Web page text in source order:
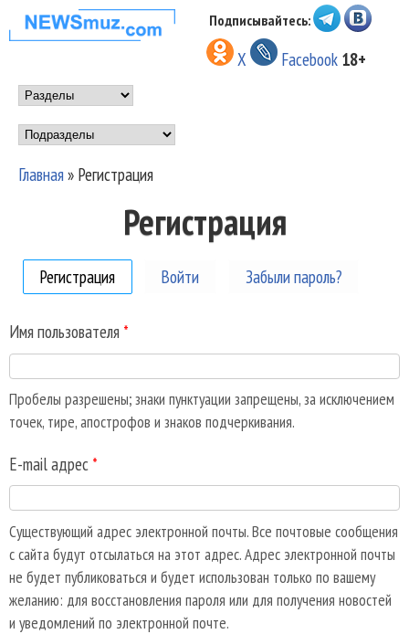
Перейти к основному
содержанию
НОВОСТИ
МУЗЫКИ И
ШОУ БИЗНЕСА
NEWSMUZ.COM
Подписывайтесь:
X Facebook 18+
Main menu
Подразделы
Главная» Регистрация
Регистрация
Регистрация (активная вкладка)
Войти Забыли пароль?
Имя пользователя *
Пробелы разрешены; знаки пунктуации запрещены, за исключением
точек, тире, апострофов и знаков подчеркивания.
E-mail адрес *
Существующий адрес электронной почты. Все почтовые сообщения
с сайта будут отсылаться на этот адрес. Адрес электронной почты
не будет публиковаться и будет использован только по вашему
желанию: для восстановления пароля или для получения новостей
и уведомлений по электронной почте.